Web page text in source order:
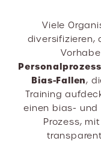
Viele
diversifizieren,
Bias-Fallen,
Training
einen bias- und
Prozess,